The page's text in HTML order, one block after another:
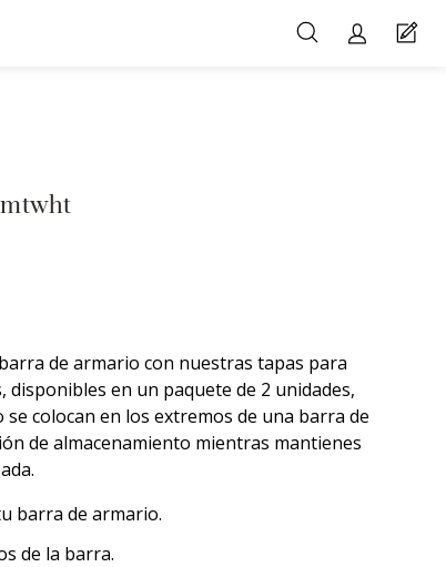
de armario con nuestras tapas para
en un paquete de 2 unidades,
colocan en los extremos de una barra de
de almacenamiento mientras mantienes
barra de armario.
de la barra.